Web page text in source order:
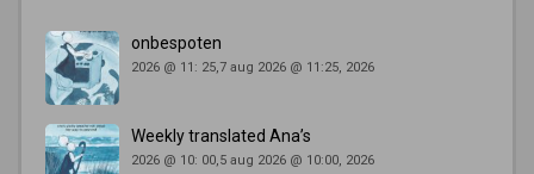
onbespoten
2026 @ 11: 25,7 aug 2026 @ 11:25, 2026
Weekly translated Ana’s
2026 @ 10: 00,5 aug 2026 @ 10:00, 2026